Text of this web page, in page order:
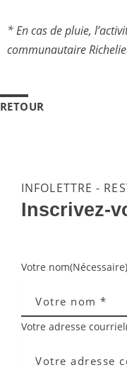
* En cas de pluie,
communautaire
RETOUR
INFOLETTRE -
Inscrivez-
Votre nom(Nécessaire)
Votre adresse courriel